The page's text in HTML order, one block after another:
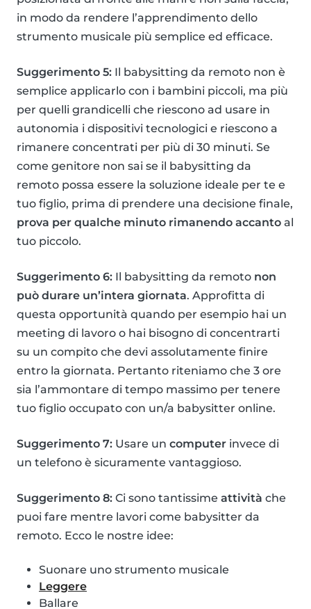
in modo da rendere l’apprendimento dello
strumento musicale più semplice ed efficace.
Suggerimento 5: Il babysitting da remoto non è
semplice applicarlo con i bambini piccoli, ma più
per quelli grandicelli che riescono ad usare in
autonomia i dispositivi tecnologici e riescono a
rimanere concentrati per più di 30 minuti. Se
come genitore non sai se il babysitting da
remoto possa essere la soluzione ideale per te e
tuo figlio, prima di prendere una decisione finale,
prova per qualche minuto rimanendo accanto al
tuo piccolo.
Suggerimento 6: Il babysitting da remoto non
può durare un’intera giornata. Approfitta di
questa opportunità quando per esempio hai un
meeting di lavoro o hai bisogno di concentrarti
su un compito che devi assolutamente finire
entro la giornata. Pertanto riteniamo che 3 ore
sia l’ammontare di tempo massimo per tenere
tuo figlio occupato con un/a babysitter online.
Suggerimento 7: Usare un computer invece di
un telefono è sicuramente vantaggioso.
Suggerimento 8: Ci sono tantissime attività che
puoi fare mentre lavori come babysitter da
remoto. Ecco le nostre idee:
Suonare uno strumento musicale
Leggere
Ballare